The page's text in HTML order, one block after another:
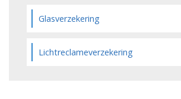
Glasverzekering
Lichtreclameverzekering